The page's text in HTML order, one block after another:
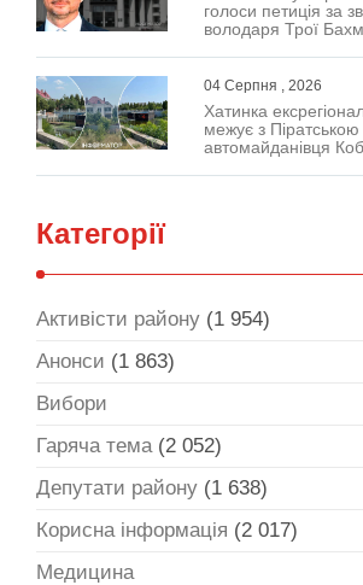
голоси петиція за
володаря Трої
04 Серпня , 2026
Хатинка
межує з
автомайданівця
Категорії
Активісти району (1 954)
Анонси (1 863)
Вибори
Гаряча тема(2 052)
Депутати району (1 638)
Корисна інформація (2 017)
Медицина